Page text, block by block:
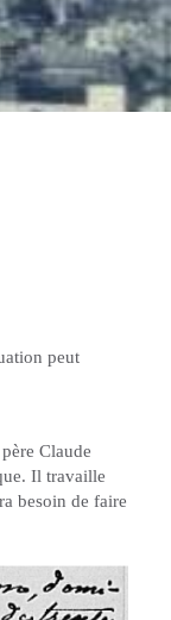
peut
Claude
Il travaille
besoin de faire